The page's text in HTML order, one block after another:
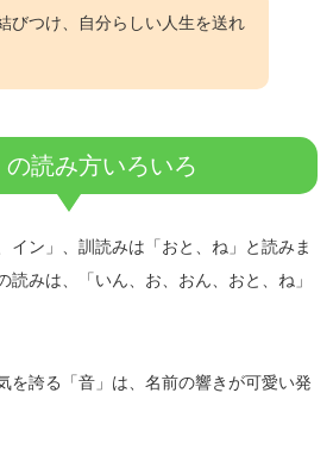
びつけ、自分らしい人生を送れ
の読み方いろいろ
イン」、訓読みは「おと、ね」と読みま
読みは、「いん、お、おん、おと、ね」
を誇る「音」は、名前の響きが可愛い発